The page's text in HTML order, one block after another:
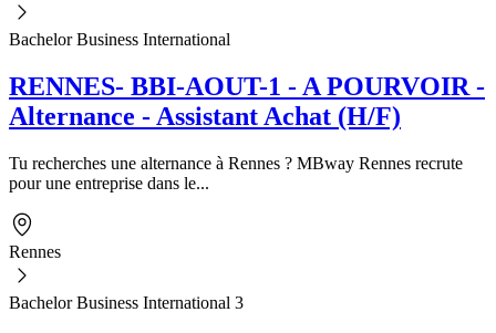
Bachelor Business International
RENNES- BBI-AOUT-1 - A POURVOIR -
Alternance - Assistant Achat (H/F)
Tu recherches une alternance à Rennes ? MBway Rennes recrute
pour une entreprise dans le...
Rennes
Bachelor Business International 3